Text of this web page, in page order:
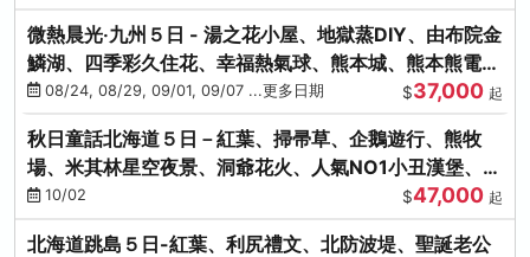
微熱晨光‧九州５日 - 湯之花小屋、地獄蒸DIY、由布院金
鱗湖、四季彩久住花、幸福熱氣球、熊本城、熊本熊電
鐵、螃蟹吃到飽
08/24, 08/29, 09/01, 09/07 ...更多日期 $37,000 起
秋日童話北海道５日－紅葉、掃帚草、企鵝遊行、熊牧
場、米其林星空夜景、洞爺花火、人氣NO1小丑漢堡、螃
蟹放題(千/函)
10/02 $47,000 起
北海道跳島５日-紅葉、利尻禮文、北防波堤、聖誕老公